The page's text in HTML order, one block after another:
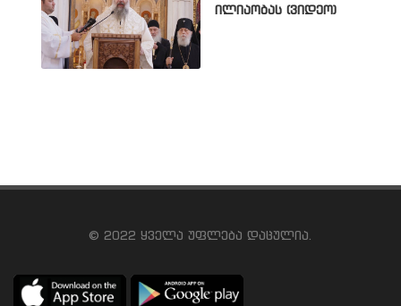
ილიაობას (ვიდეო)
© 2022 ყველა უფლება დაცულია.